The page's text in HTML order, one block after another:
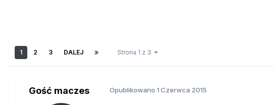
1 2 3 DALEJ Strona 1 z 3
Gość maczes Opublikowano 1 Czerwca 2015